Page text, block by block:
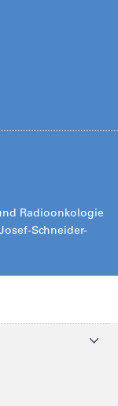
Radioonkologie
Schneider-